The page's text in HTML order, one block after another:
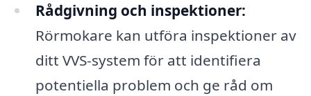
Rådgivning och inspektioner:
Rörmokare kan utföra inspektioner av
ditt VVS-system för att identifiera
potentiella problem och ge råd om